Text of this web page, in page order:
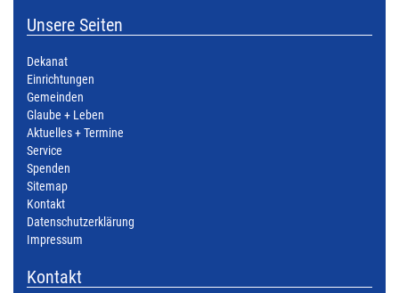
Unsere Seiten
Dekanat
Einrichtungen
Gemeinden
Glaube + Leben
Aktuelles + Termine
Service
Spenden
Sitemap
Kontakt
Datenschutzerklärung
Impressum
Kontakt